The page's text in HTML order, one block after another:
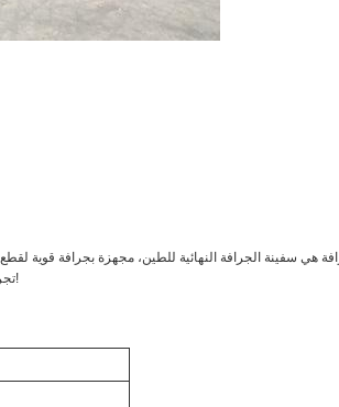
تجربة قوة وكفاءة قطعة الشفط الشفط اليوم والحصول على مشروع الخاص بك القيام به بشكل صحيح!